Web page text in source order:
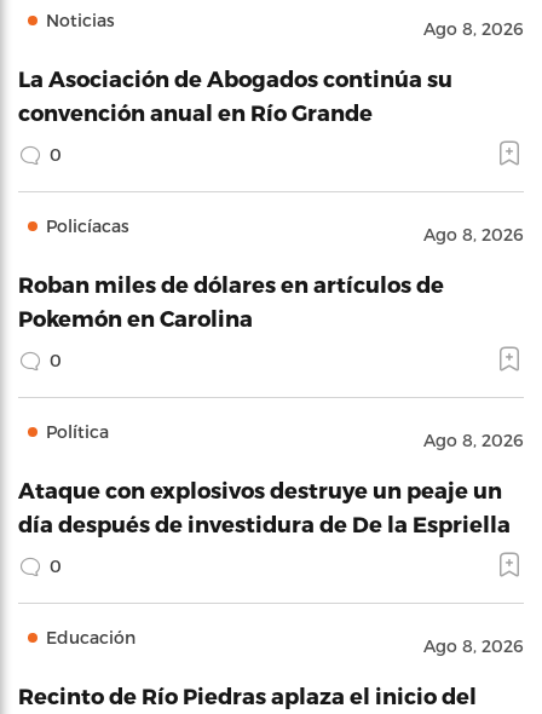
Noticias Ago 8, 2026
La Asociación de Abogados continúa su
convención anual en Río Grande
0
Policíacas Ago 8, 2026
Roban miles de dólares en artículos de
Pokemón en Carolina
0
Política Ago 8, 2026
Ataque con explosivos destruye un peaje un
día después de investidura de De la Espriella
0
Educación Ago 8, 2026
Recinto de Río Piedras aplaza el inicio del